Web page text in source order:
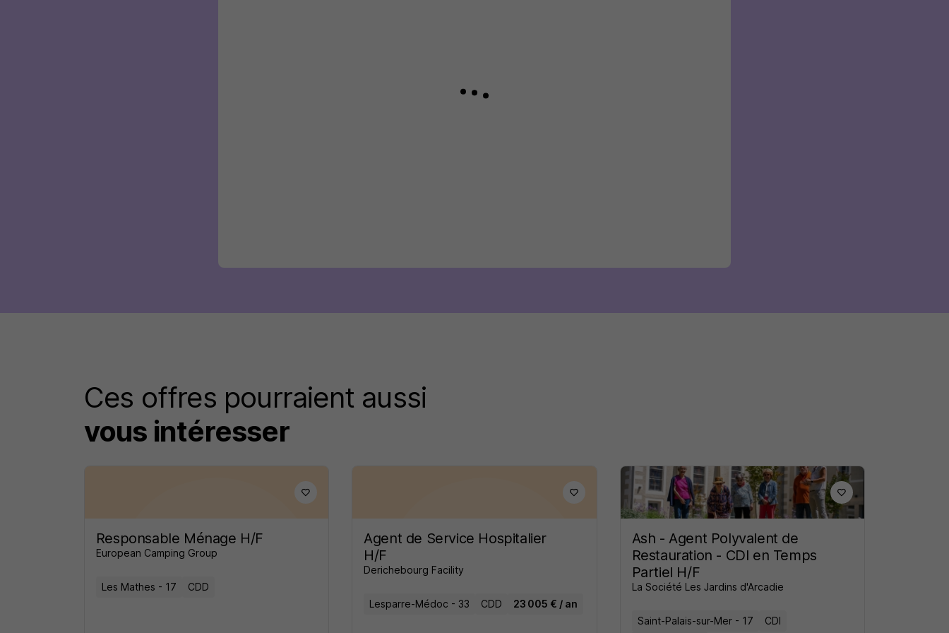
Ces offres pourraient aussi
vous intéresser
Responsable Ménage H/F
European Camping Group
Les Mathes - 17 CDD
Agent de Service Hospitalier
H/F
Derichebourg Facility
Lesparre-Médoc - 33 CDD 23 005 € / an
Ash - Agent Polyvalent de
Restauration - CDI en Temps
Partiel H/F
La Société Les Jardins d'Arcadie
Saint-Palais-sur-Mer - 17 CDI